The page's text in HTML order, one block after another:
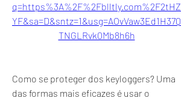
q=https%3A%2F%2Fblltly.com%2F2tHZ
YF&sa=D&sntz=1&usg=AOvVaw3Ed1H37Q
TNGLRvk0Mb8h6h
Como se proteger dos keyloggers? Uma
das formas mais eficazes é usar o